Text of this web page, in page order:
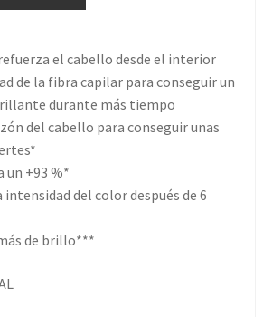
el cabello desde el interior
de la fibra capilar para conseguir un
durante más tiempo
del cabello para conseguir unas
un +93 %*
intensidad del color después de 6
de brillo***